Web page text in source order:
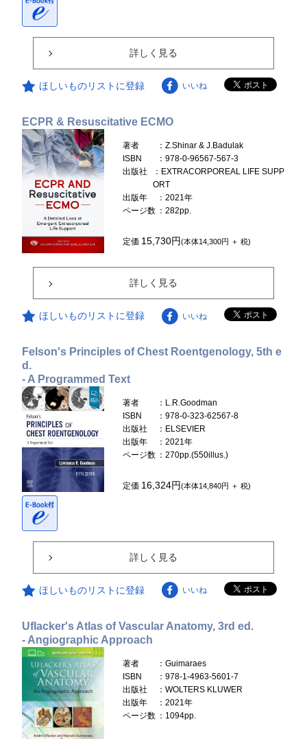
詳しく見る
ほしいものリストに登録 いいね
ECPR & Resuscitative ECMO
著者
：Z.Shinar & J.Badulak
ISBN
：978-0-96567-567-3
出版社
：EXTRACORPOREAL LIFE SUPP
ORT
出版年
：2021年
ページ数 ：282pp.
定価 15,730円(本体14,300円 ＋ 税)
詳しく見る
ほしいものリストに登録 いいね
Felson's Principles of Chest Roentgenology, 5th e
d.
- A Programmed Text
著者
：L.R.Goodman
ISBN
：978-0-323-62567-8
出版社
：ELSEVIER
出版年
：2021年
ページ数 ：270pp.(550illus.)
定価 16,324円(本体14,840円 ＋ 税)
詳しく見る
ほしいものリストに登録 いいね
Uflacker's Atlas of Vascular Anatomy, 3rd ed.
- Angiographic Approach
著者
：Guimaraes
ISBN
：978-1-4963-5601-7
出版社
：WOLTERS KLUWER
出版年
：2021年
ページ数 ：1094pp.